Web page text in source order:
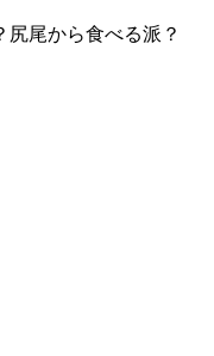
尾から食べる派？